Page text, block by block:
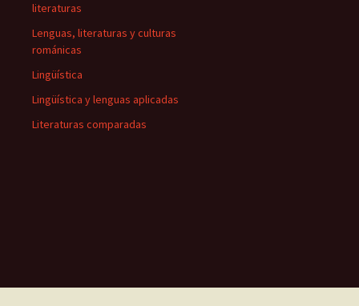
literaturas
Lenguas, literaturas y culturas
románicas
Lingüística
Lingüística y lenguas aplicadas
Literaturas comparadas